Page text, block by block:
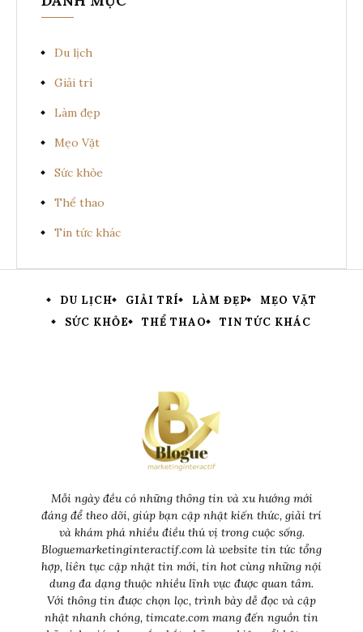
Du lịch
Giải trí
Làm đẹp
Mẹo Vặt
Sức khỏe
Thể thao
Tin tức khác
DU LỊCH GIẢI TRÍ LÀM ĐẸP
MẸO VẶT
SỨC KHỎE
THỂ THAO TIN TỨC KHÁC
Mỗi ngày đều có những thông tin và xu hướng mới
đáng để theo dõi, giúp bạn cập nhật kiến thức, giải trí
và khám phá nhiều điều thú vị trong cuộc sống.
Bloguemarketinginteractif.com là website tin tức tổng
hợp, liên tục cập nhật tin mới, tin hot cùng những nội
dung đa dạng thuộc nhiều lĩnh vực được quan tâm.
Với thông tin được chọn lọc, trình bày dễ đọc và cập
nhật nhanh chóng, timcate.com mang đến nguồn tin